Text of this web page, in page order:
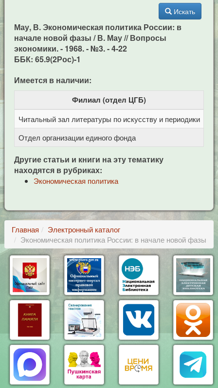
Искать
Мау, В. Экономическая политика России: в
начале новой фазы / В. Мау // Вопросы
экономики. - 1968. - №3. - 4-22
ББК: 65.9(2Рос)-1
Имеется в наличии:
Филиал (отдел ЦГБ)
Читальный зал литературы по искусству и периодики
Отдел организации единого фонда
Другие статьи и книги на эту тематику
находятся в рубриках:
Экономическая политика
Главная
Электронный каталог
Экономическая политика России: в начале новой фазы